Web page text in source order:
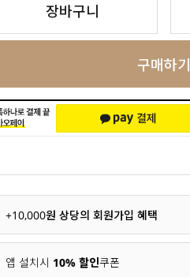
장바구니
구매하기
+10,000원 상당의 회원가입 혜택
앱 설치시 10% 할인쿠폰